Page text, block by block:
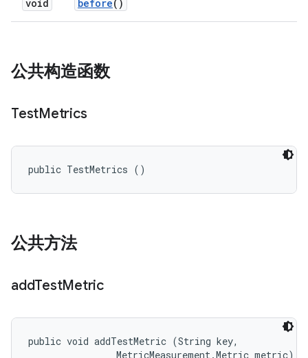
void before()
公共构造函数
TestMetrics
public TestMetrics ()
公共方法
addTestMetric
public void addTestMetric (String key,
                MetricMeasurement.Metric metric)